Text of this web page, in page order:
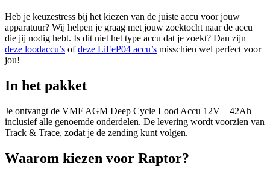
Heb je keuzestress bij het kiezen van de juiste accu voor jouw
apparatuur? Wij helpen je graag met jouw zoektocht naar de accu
die jij nodig hebt. Is dit niet het type accu dat je zoekt? Dan zijn
deze loodaccu’s ofdeze LiFeP04 accu’s misschien wel perfect voor
jou!
In het pakket
Je ontvangt de VMF AGM Deep Cycle Lood Accu 12V – 42Ah
inclusief alle genoemde onderdelen. De levering wordt voorzien van
Track & Trace, zodat je de zending kunt volgen.
Waarom kiezen voor Raptor?